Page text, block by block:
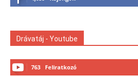
Drávatáj - Youtube
763 Feliratkozó